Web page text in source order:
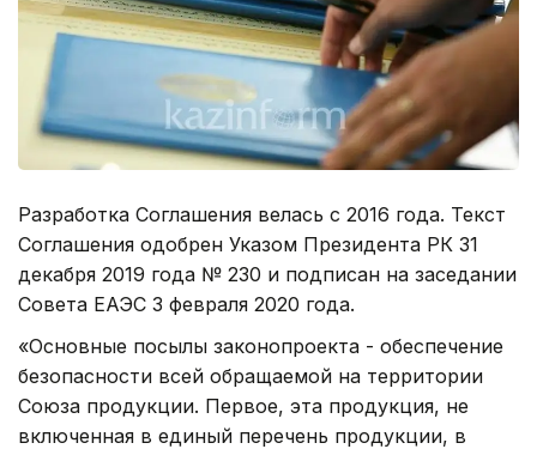
Разработка Соглашения велась с 2016 года. Текст
Соглашения одобрен Указом Президента РК 31
декабря 2019 года № 230 и подписан на заседании
Совета ЕАЭС 3 февраля 2020 года.
«Основные посылы законопроекта - обеспечение
безопасности всей обращаемой на территории
Союза продукции. Первое, эта продукция, не
включенная в единый перечень продукции, в